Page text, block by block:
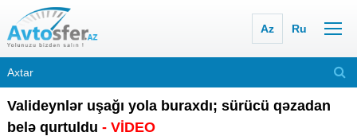
Az Ru
Valideynlər uşağı yola buraxdı; sürücü qəzadan
belə qurtuldu - VİDEO